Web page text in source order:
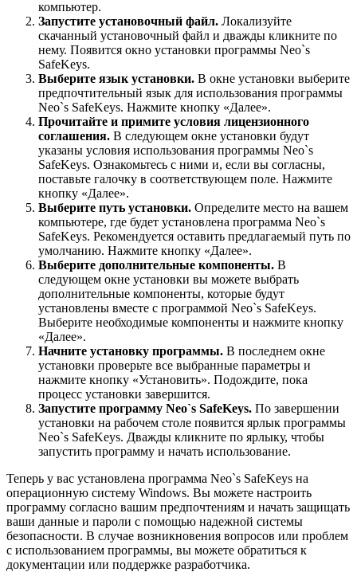
компьютер.
Запустите установочный файл. Локализуйте
скачанный установочный файл и дважды кликните по
нему. Появится окно установки программы Neo`s
SafeKeys.
Выберите язык установки. В окне установки выберите
предпочтительный язык для использования программы
Neo`s SafeKeys. Нажмите кнопку «Далее».
Прочитайте и примите условия лицензионного
соглашения. В следующем окне установки будут
указаны условия использования программы Neo`s
SafeKeys. Ознакомьтесь с ними и, если вы согласны,
поставьте галочку в соответствующем поле. Нажмите
кнопку «Далее».
Выберите путь установки. Определите место на вашем
компьютере, где будет установлена программа Neo`s
SafeKeys. Рекомендуется оставить предлагаемый путь по
умолчанию. Нажмите кнопку «Далее».
Выберите дополнительные компоненты. В
следующем окне установки вы можете выбрать
дополнительные компоненты, которые будут
установлены вместе с программой Neo`s SafeKeys.
Выберите необходимые компоненты и нажмите кнопку
«Далее».
Начните установку программы. В последнем окне
установки проверьте все выбранные параметры и
нажмите кнопку «Установить». Подождите, пока
процесс установки завершится.
Запустите программу Neo`s SafeKeys. По завершении
установки на рабочем столе появится ярлык программы
Neo`s SafeKeys. Дважды кликните по ярлыку, чтобы
запустить программу и начать использование.
Теперь у вас установлена программа Neo`s SafeKeys на
операционную систему Windows. Вы можете настроить
программу согласно вашим предпочтениям и начать защищать
ваши данные и пароли с помощью надежной системы
безопасности. В случае возникновения вопросов или проблем
с использованием программы, вы можете обратиться к
документации или поддержке разработчика.